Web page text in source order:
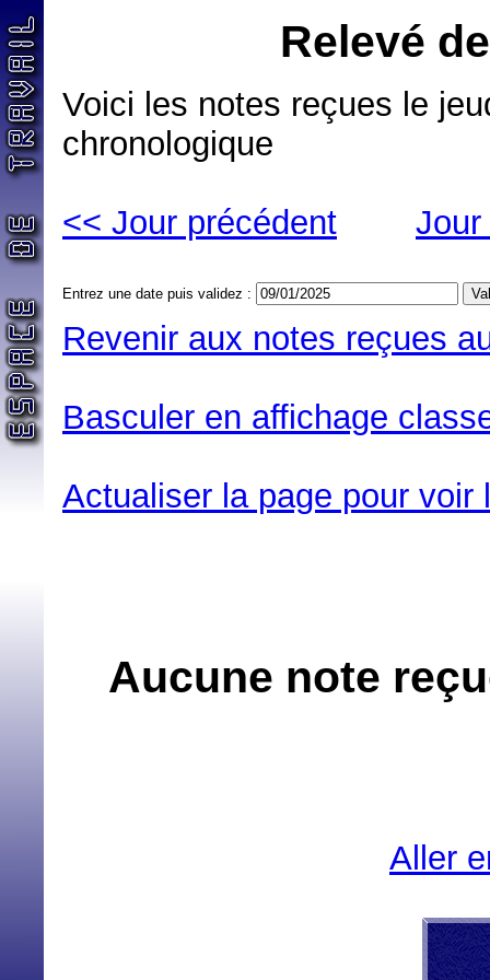
Relevé
Voici les notes reçues le
chronologique
<< Jour précédent
Entrez une date puis validez :
Revenir aux notes reçues
Basculer en affichage
Actualiser la page pour
Aucune note
Aller